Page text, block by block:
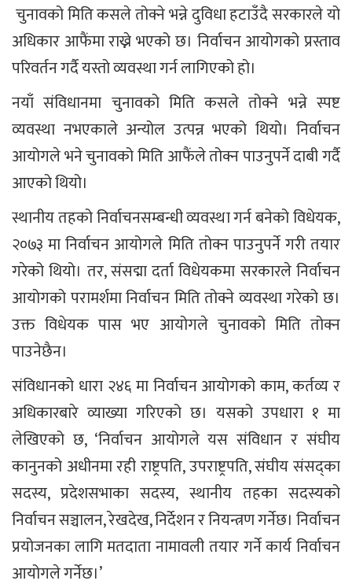
चुनावको मिति कसले तोक्ने भन्ने दुविधा हटाउँदै सरकारले यो
अधिकार आफैंमा राख्ने भएको छ। निर्वाचन आयोगको प्रस्ताव
परिवर्तन गर्दै यस्तो व्यवस्था गर्न लागिएको हो।
नयाँ संविधानमा चुनावको मिति कसले तोक्ने भन्ने स्पष्ट
व्यवस्था नभएकाले अन्योल उत्पन्न भएको थियो। निर्वाचन
आयोगले भने चुनावको मिति आफैंले तोक्न पाउनुपर्ने दाबी गर्दै
आएको थियो।
स्थानीय तहको निर्वाचनसम्बन्धी व्यवस्था गर्न बनेको विधेयक,
२०७३ मा निर्वाचन आयोगले मिति तोक्न पाउनुपर्ने गरी तयार
गरेको थियो। तर, संसद्मा दर्ता विधेयकमा सरकारले निर्वाचन
आयोगको परामर्शमा निर्वाचन मिति तोक्ने व्यवस्था गरेको छ।
उक्त विधेयक पास भए आयोगले चुनावको मिति तोक्न
पाउनेछैन।
संविधानको धारा २४६ मा निर्वाचन आयोगको काम, कर्तव्य र
अधिकारबारे व्याख्या गरिएको छ। यसको उपधारा १ मा
लेखिएको छ, ‘निर्वाचन आयोगले यस संविधान र संघीय
कानुनको अधीनमा रही राष्ट्रपति, उपराष्ट्रपति, संघीय संसद्का
सदस्य, प्रदेशसभाका सदस्य, स्थानीय तहका सदस्यको
निर्वाचन सञ्चालन, रेखदेख, निर्देशन र नियन्त्रण गर्नेछ। निर्वाचन
प्रयोजनका लागि मतदाता नामावली तयार गर्ने कार्य निर्वाचन
आयोगले गर्नेछ।’